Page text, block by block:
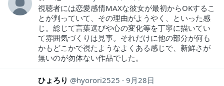
視聴者には恋愛感情MAXな彼女が最初からOKするこ
とが判っていて、その理由がようやく、といった感
じ。総じて言葉選びや心の変化等を丁寧に描いてい
て雰囲気づくりは見事。それだけに他の部分が何も
かもどこかで視たようなよくある感じで、新鮮さが
無いのが勿体ない作品でした。
ひょろり hyorori2525
9月28日